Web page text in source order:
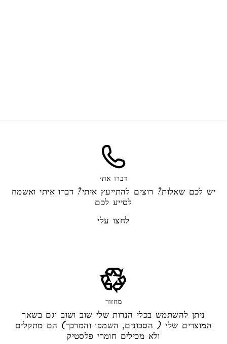
דברו אתי
יש לכם שאלות? רוצים להתייעץ איתי? דברו איתי ואשמח
לסייע לכם
לחצו עלי
מחזור
ניתן להשתמש בכלי הנרות שלי שוב ושוב וגם בשאר
המוצרים שלי ( הסבונים, השמפו והמרכך) הם מתקלים
ולא מכילים חומרי פלסטיק